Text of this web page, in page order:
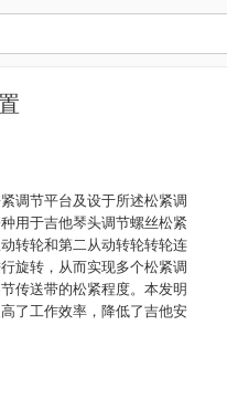
调节平台及设于所述松紧调
用于吉他琴头调节螺丝松紧
转轮和第二从动转轮转轮连
旋转，从而实现多个松紧调
传送带的松紧程度。本发明
了工作效率，降低了吉他安